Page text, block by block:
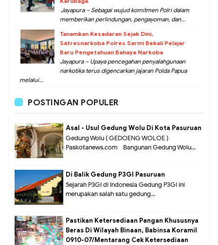
Jayapura – Sebagai wujud komitmen Polri dalam
memberikan perlindungan, pengayoman, dan...
Tanamkan Kesadaran Sejak Dini,
Satresnarkoba Polres Sarmi Bekali Pelajar
Baru Pengetahuan Bahaya Narkoba
Jayapura – Upaya pencegahan penyalahgunaan
narkotika terus digencarkan jajaran Polda Papua
melalui...
POSTINGAN POPULER
Asal - Usul Gedung Wolu Di Kota Pasuruan
Gedung Wolu ( GEDOENG WOLOE )
Paskotanews.com - Bangunan Gedung Wolu...
Di Balik Gedung P3GI Pasuruan
Sejarah P3GI di Indonesia Gedung P3GI ini
merupakan salah satu gedung...
Pastikan Ketersediaan Pangan Khususnya
Beras Di Wilayah Binaan, Babinsa Koramil
0910-07/Mentarang Cek Ketersediaan